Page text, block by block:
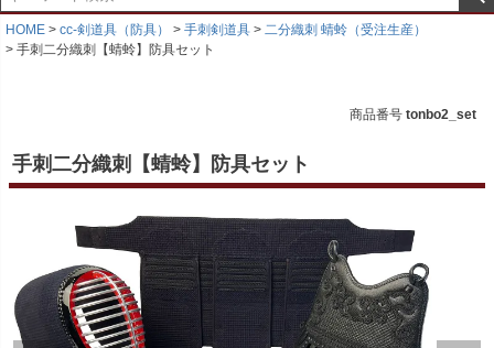
HOME cc-剣道具（防具） 手刺剣道具
二分織刺 蜻蛉（受注生産）
手刺二分織刺【蜻蛉】防具セット
商品番号 tonbo2_set
手刺二分織刺【蜻蛉】防具セット